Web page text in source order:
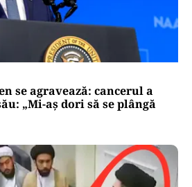
se agravează: cancerul a
„Mi-aș dori să se plângă